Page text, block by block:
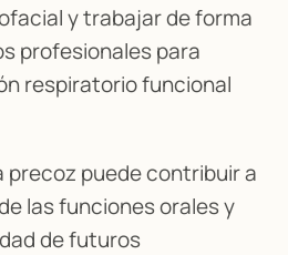
y trabajar de forma
profesionales para
respiratorio funcional
puede contribuir a
las funciones orales y
de futuros